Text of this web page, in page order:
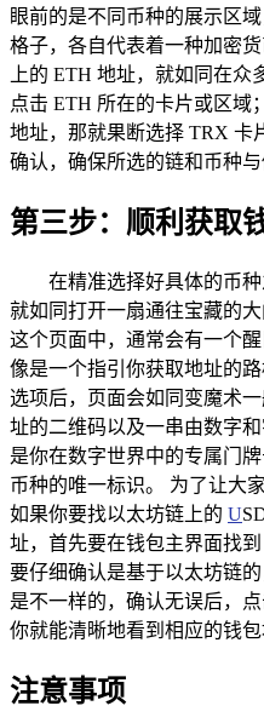
眼前的是不同币种的展示区
格子，各自代表着一种加密
上的 ETH 地址，就如同在众
点击 ETH 所在的卡片或区域
地址，那就果断选择 TRX 卡
确认，确保所选的链和币种与
第三步：顺利获取
在精准选择好具体的币
就如同打开一扇通往宝藏的
这个页面中，通常会有一个
像是一个指引你获取地址的
选项后，页面会如同变魔术
址的二维码以及一串由数字
是你在数字世界中的专属门
币种的唯一标识。 为了让大
如果你要找以太坊链上的 U
址，首先要在钱包主界面找
要仔细确认是基于以太坊链
是不一样的，确认无误后，
你就能清晰地看到相应的钱包
注意事项